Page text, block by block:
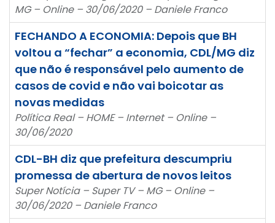
MG – Online – 30/06/2020 – Daniele Franco
FECHANDO A ECONOMIA: Depois que BH
voltou a “fechar” a economia, CDL/MG diz
que não é responsável pelo aumento de
casos de covid e não vai boicotar as
novas medidas
Política Real – HOME – Internet – Online –
30/06/2020
CDL-BH diz que prefeitura descumpriu
promessa de abertura de novos leitos
Super Notícia – Super TV – MG – Online –
30/06/2020 – Daniele Franco